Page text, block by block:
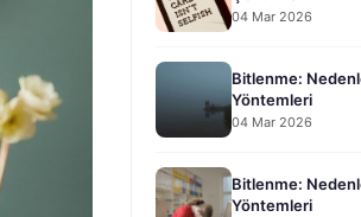
04 Mar 2026
Bitlenme:
Yöntemleri
04 Mar 2026
Bitlenme:
Yöntemleri